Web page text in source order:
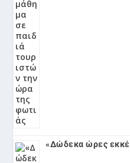
«Δώδεκα ώρες